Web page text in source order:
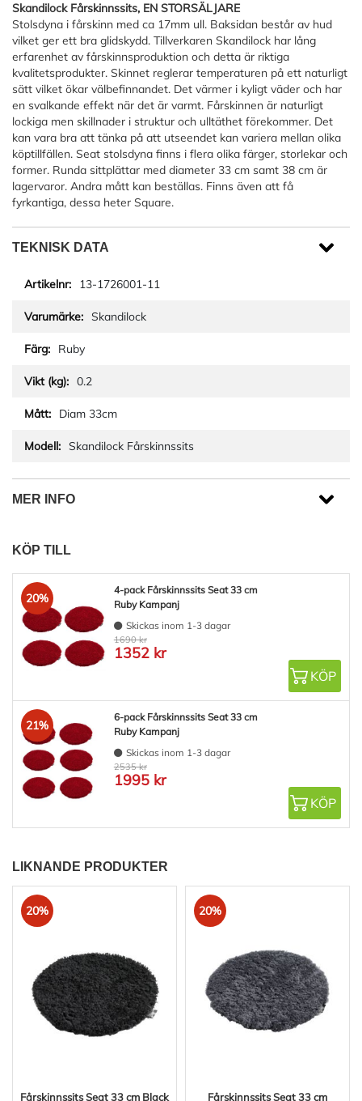
Skandilock Fårskinnssits, EN STORSÄLJARE
Stolsdyna i fårskinn med ca 17mm ull. Baksidan består av hud
vilket ger ett bra glidskydd. Tillverkaren Skandilock har lång
erfarenhet av fårskinnsproduktion och detta är riktiga
kvalitetsprodukter. Skinnet reglerar temperaturen på ett naturligt
sätt vilket ökar välbefinnandet. Det värmer i kyligt väder och har
en svalkande effekt när det är varmt. Fårskinnen är naturligt
lockiga men skillnader i struktur och ulltäthet förekommer. Det
kan vara bra att tänka på att utseendet kan variera mellan olika
köptillfällen. Seat stolsdyna finns i flera olika färger, storlekar och
former. Runda sittplättar med diameter 33 cm samt 38 cm är
lagervaror. Andra mått kan beställas. Finns även att få
fyrkantiga, dessa heter Square.
TEKNISK DATA
13-1726001-11
Skandilock
Ruby
0.2
Diam 33cm
Skandilock Fårskinnssits
MER INFO
KÖP TILL
20%
4-pack Fårskinnssits Seat 33 cm
Ruby Kampanj
Skickas inom 1-3 dagar
1690 kr
1352 kr
KÖP
21%
6-pack Fårskinnssits Seat 33 cm
Ruby Kampanj
Skickas inom 1-3 dagar
2535 kr
1995 kr
KÖP
LIKNANDE PRODUKTER
20%
Fårskinnssits Seat 33 cm Black
20%
Fårskinnssits Seat 33 cm